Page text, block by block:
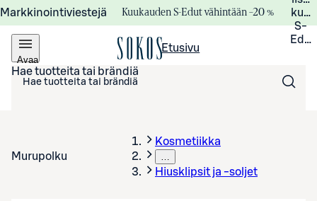
Markkinointiviestejä Kuukauden S-Edut vähintään –20 %
S-
Avaa
valikko
Etusivu
Hae tuotteita tai brändiä
Murupolku
Kosmetiikka
…
Hiusklipsit ja -soljet